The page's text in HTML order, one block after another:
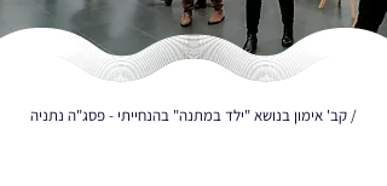
/ קב' אימון בנושא "ילד במתנה" בהנחייתי - פסג"ה נתניה